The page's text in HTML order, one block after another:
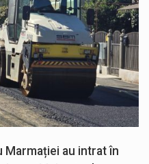
Marmației au intrat în